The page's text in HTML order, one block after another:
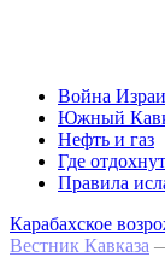
Война
Южный
Нефть и газ
Где
Правила
Карабахское
Вестник Кавказа